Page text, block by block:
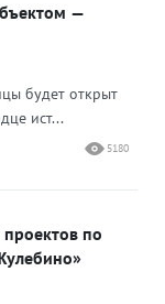
—
будет открыт
ист...
5180
по
и «Жулебино»